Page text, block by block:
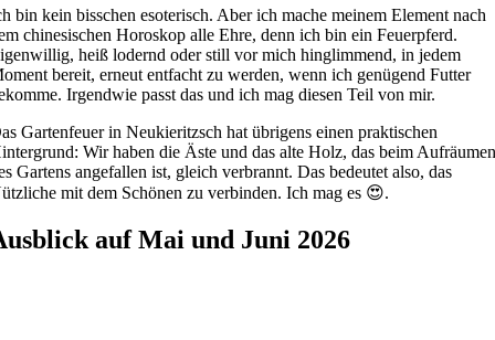
bin kein bisschen esoterisch. Aber ich mache meinem Element nach
chinesischen Horoskop alle Ehre, denn ich bin ein Feuerpferd.
heiß lodernd oder still vor mich hinglimmend, in jedem
bereit, erneut entfacht zu werden, wenn ich genügend Futter
Irgendwie passt das und ich mag diesen Teil von mir.
Gartenfeuer in Neukieritzsch hat übrigens einen praktischen
Wir haben die Äste und das alte Holz, das beim
Gartens angefallen ist, gleich verbrannt. Das bedeutet also, das
mit dem Schönen zu verbinden. Ich mag es 😍.
auf Mai und Juni 2026